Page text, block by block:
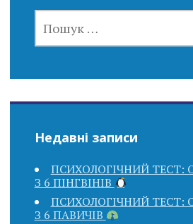
Недавні записи
ПСИХОЛОГІЧНИЙ ТЕСТ:
З 6 ПІНГВІНІВ
ПСИХОЛОГІЧНИЙ ТЕСТ:
З 6 ПАВИЧІВ